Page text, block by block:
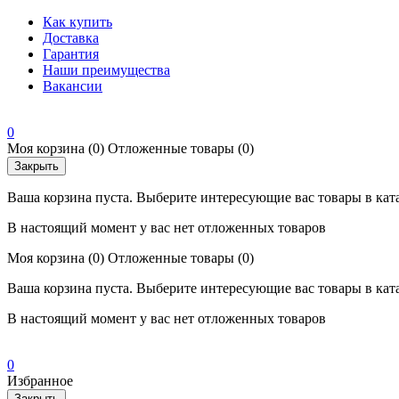
Как купить
Доставка
Гарантия
Наши преимущества
Вакансии
0
Моя корзина (0) Отложенные товары (0)
Закрыть
Ваша корзина пуста. Выберите интересующие вас товары в
В настоящий момент у вас нет отложенных товаров
Моя корзина (0) Отложенные товары (0)
Ваша корзина пуста. Выберите интересующие вас товары в
В настоящий момент у вас нет отложенных товаров
0
Избранное